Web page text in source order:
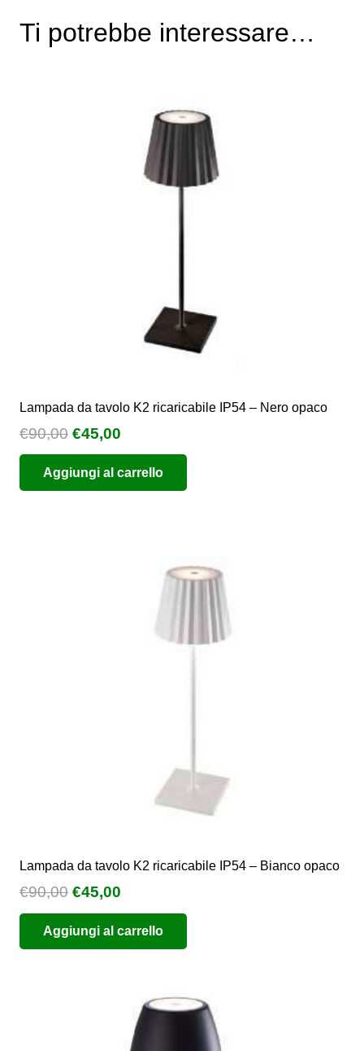
Ti potrebbe interessare…
Lampada da tavolo K2 ricaricabile IP54 – Nero opaco
€90,00 Il
prezzo
originale
era:
€45,00
prezzo
attuale
è:
Aggiungi al carrello
Lampada da tavolo K2 ricaricabile IP54 – Bianco opaco
€90,00 Il
prezzo
originale
era:
€45,00
prezzo
attuale
è:
Aggiungi al carrello